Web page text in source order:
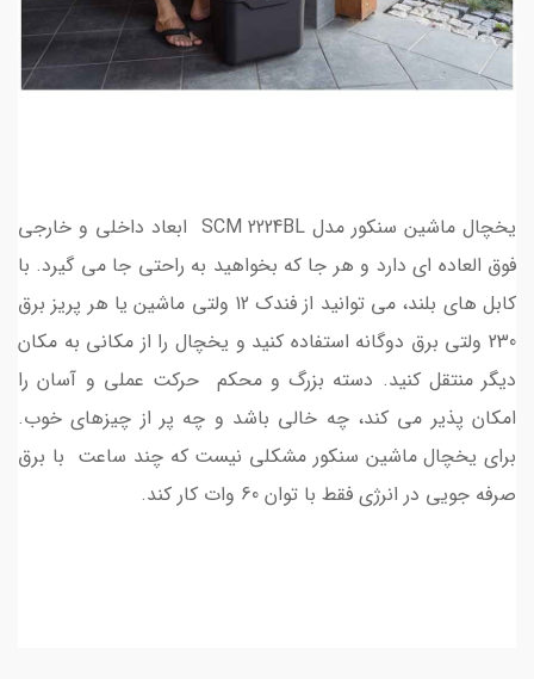
یخچال ماشین سنکور مدل SCM 2224BL ابعاد داخلی و خارجی
فوق العاده ای دارد و هر جا که بخواهید به راحتی جا می گیرد. با
کابل های بلند، می توانید از فندک 12 ولتی ماشین یا هر پریز برق
230 ولتی برق دوگانه استفاده کنید و یخچال را از مکانی به مکان
دیگر منتقل کنید. دسته بزرگ و محکم حرکت عملی و آسان را
امکان پذیر می کند، چه خالی باشد و چه پر از چیزهای خوب.
برای یخچال ماشین سنکور مشکلی نیست که چند ساعت با برق
صرفه جویی در انرژی فقط با توان 60 وات کار کند.